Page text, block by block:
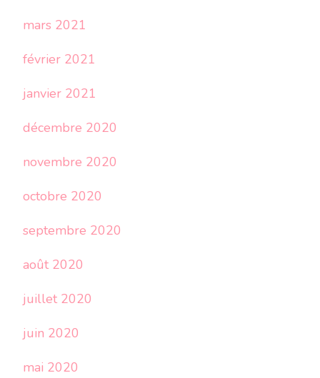
mars 2021
février 2021
janvier 2021
décembre 2020
novembre 2020
octobre 2020
septembre 2020
août 2020
juillet 2020
juin 2020
mai 2020